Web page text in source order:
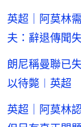
英超｜阿莫林
夫：辭退傳聞
朗尼稱曼聯已
以待斃︱英超
英超｜阿莫林